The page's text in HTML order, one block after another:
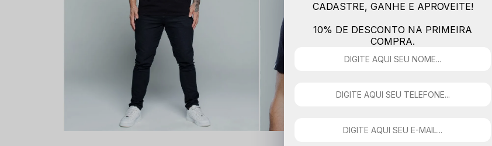
CADASTRE, GANHE E APROVEITE!
10% DE DESCONTO NA PRIMEIRA
COMPRA.